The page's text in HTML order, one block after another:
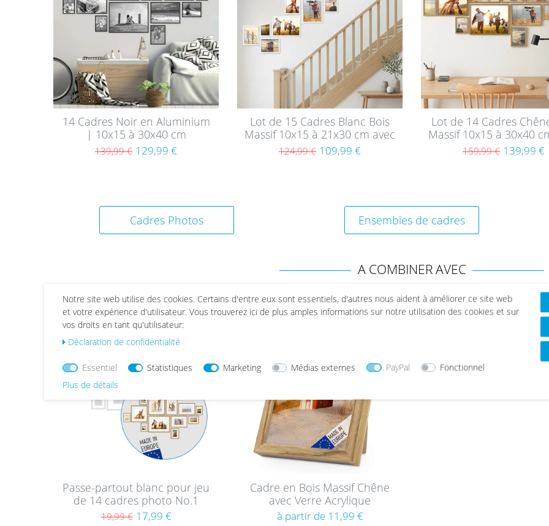
hait
s
14 Cadres Noir en Aluminium
| 10x15 à 30x40 cm
139,99 € 129,99 €
Lot de 15 Cadres Blanc Bois
Massif 10x15 à 21x30 cm avec
verre acrylique
124,99 € 109,99 €
hait
s
Lot de 14 Cadres
Massif 10x15 à 30x40
verre acrylique
159,99 € 139,99 €
Cadres Photos Ensembles de cadres
A COMBINER AVEC
e de
hait
s
Passe-partout blanc pour jeu
de 14 cadres photo No.1
19,99 € 17,99 €
hait
Cadre en Bois Massif Chêne
avec Verre Acrylique
à partir de 11,99 €
Notre site web utilise des cookies. Certains d'entre eux sont essentiels, d'autres nous aident à améliorer ce site web
et votre expérience d'utilisateur. Vous trouverez ici de plus amples informations sur notre utilisation des cookies et sur
vos droits en tant qu'utilisateur:
Déclaration de confidentialité
Essentiel Statistiques Marketing Médias externes PayPal
Fonctionnel
Plus de détails